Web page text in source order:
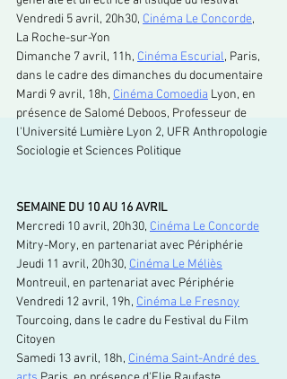
Vendredi 5 avril, 20h30, Cinéma Le Concorde,
La Roche-sur-Yon
Dimanche 7 avril, 11h, Cinéma Escurial, Paris,
dans le cadre des dimanches du documentaire
Mardi 9 avril, 18h, Cinéma Comoedia Lyon, en
présence de Salomé Deboos, Professeur de
l'Université Lumière Lyon 2, UFR Anthropologie
Sociologie et Sciences Politique
SEMAINE DU 10 AU 16 AVRIL
Mercredi 10 avril, 20h30, Cinéma Le Concorde
Mitry-Mory, en partenariat avec Périphérie
Jeudi 11 avril, 20h30, Cinéma Le Méliès
Montreuil, en partenariat avec Périphérie
Vendredi 12 avril, 19h, Cinéma Le Fresnoy
Tourcoing, dans le cadre du Festival du Film
Citoyen
Samedi 13 avril, 18h, Cinéma Saint-André des